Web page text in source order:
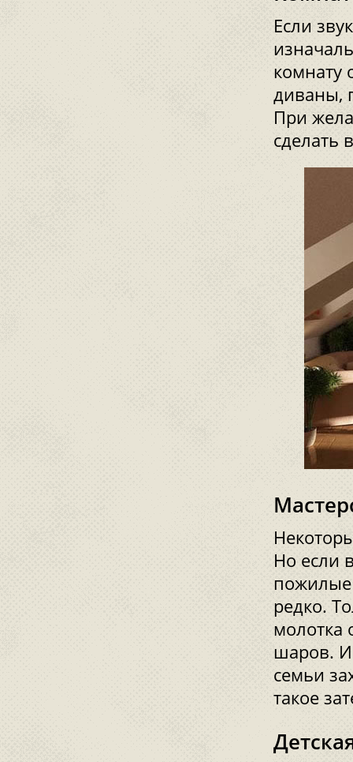
Если
комнату
диваны,
При
сделать
Но если
пожилые
редко.
молотка
шаров. И
семьи
такое